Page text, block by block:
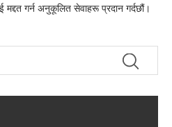
मद्दत गर्न अनुकूलित सेवाहरू प्रदान गर्दछौं।